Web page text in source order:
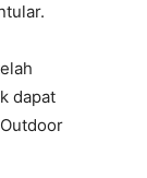
dapat